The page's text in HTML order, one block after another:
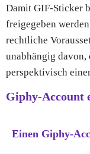
Damit GIF-Sticker
freigegeben
rechtliche
unabhängig
perspektivisch
Giphy-Account
Einen Giphy-